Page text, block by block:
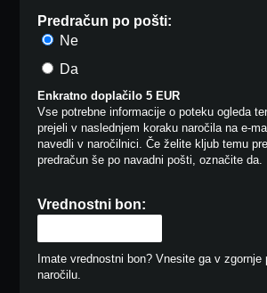
Predračun po pošti:
Ne
Da
Enkratno doplačilo 5 EUR
Vse potrebne informacije o poteku ogleda
prejeli v naslednjem koraku naročila na e-
navedli v naročilnici. Če želite kljub temu
predračun še po navadni pošti, označite da.
Vrednostni bon:
Imate vrednostni bon? Vnesite ga v zgornje
naročilu.